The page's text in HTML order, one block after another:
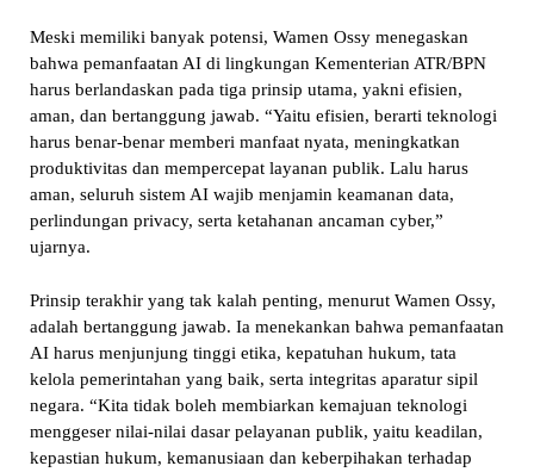
Meski memiliki banyak potensi, Wamen Ossy menegaskan
bahwa pemanfaatan AI di lingkungan Kementerian ATR/BPN
harus berlandaskan pada tiga prinsip utama, yakni efisien,
aman, dan bertanggung jawab. “Yaitu efisien, berarti teknologi
harus benar-benar memberi manfaat nyata, meningkatkan
produktivitas dan mempercepat layanan publik. Lalu harus
aman, seluruh sistem AI wajib menjamin keamanan data,
perlindungan privacy, serta ketahanan ancaman cyber,”
ujarnya.
Prinsip terakhir yang tak kalah penting, menurut Wamen Ossy,
adalah bertanggung jawab. Ia menekankan bahwa pemanfaatan
AI harus menjunjung tinggi etika, kepatuhan hukum, tata
kelola pemerintahan yang baik, serta integritas aparatur sipil
negara. “Kita tidak boleh membiarkan kemajuan teknologi
menggeser nilai-nilai dasar pelayanan publik, yaitu keadilan,
kepastian hukum, kemanusiaan dan keberpihakan terhadap